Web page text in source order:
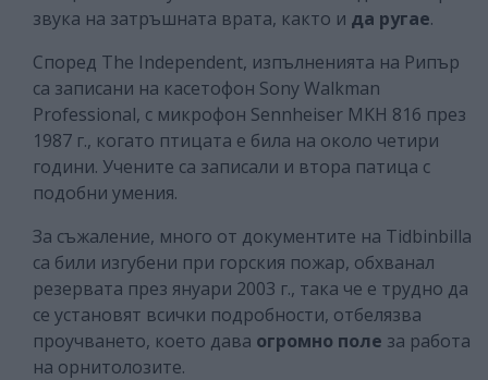
звука на затръшната врата, както и да ругае.
Според The Independent, изпълненията на Рипър
са записани на касетофон Sony Walkman
Professional, с микрофон Sennheiser MKH 816 през
1987 г., когато птицата е била на около четири
години. Учените са записали и втора патица с
подобни умения.
За съжаление, много от документите на Tidbinbilla
са били изгубени при горския пожар, обхванал
резервата през януари 2003 г., така че е трудно да
се установят всички подробности, отбелязва
проучването, което дава огромно поле за работа
на орнитолозите.